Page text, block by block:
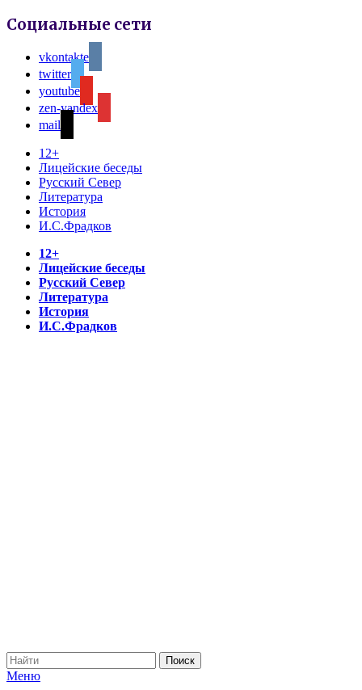
Социальные сети
vkontakte
twitter
youtube
zen-yandex
mail
12+
Лицейские беседы
Русский Север
Литература
История
И.С.Фрадков
12+
Лицейские беседы
Русский Север
Литература
История
И.С.Фрадков
Меню